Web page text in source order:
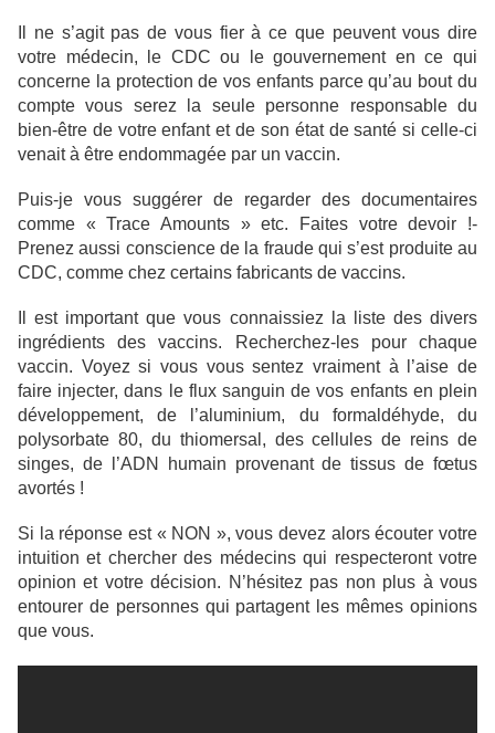
Il ne s’agit pas de vous fier à ce que peuvent vous dire
votre médecin, le CDC ou le gouvernement en ce qui
concerne la protection de vos enfants parce qu’au bout du
compte vous serez la seule personne responsable du
bien-être de votre enfant et de son état de santé si celle-ci
venait à être endommagée par un vaccin.
Puis-je vous suggérer de regarder des documentaires
comme « Trace Amounts » etc. Faites votre devoir !-
Prenez aussi conscience de la fraude qui s’est produite au
CDC, comme chez certains fabricants de vaccins.
Il est important que vous connaissiez la liste des divers
ingrédients des vaccins. Recherchez-les pour chaque
vaccin. Voyez si vous vous sentez vraiment à l’aise de
faire injecter, dans le flux sanguin de vos enfants en plein
développement, de l’aluminium, du formaldéhyde, du
polysorbate 80, du thiomersal, des cellules de reins de
singes, de l’ADN humain provenant de tissus de fœtus
avortés !
Si la réponse est « NON », vous devez alors écouter votre
intuition et chercher des médecins qui respecteront votre
opinion et votre décision. N’hésitez pas non plus à vous
entourer de personnes qui partagent les mêmes opinions
que vous.